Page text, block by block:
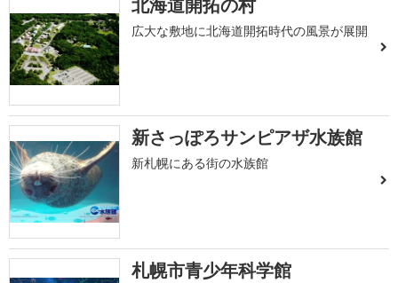
広大な敷地に北海道開拓時代の風景が展開
新さっぽろサンピアザ水族館
新札幌にある街の水族館
札幌市青少年科学館